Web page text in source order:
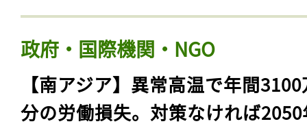
政府・国際機関・NGO
【南アジア】異常高温で年間
分の労働損失。対策なければ